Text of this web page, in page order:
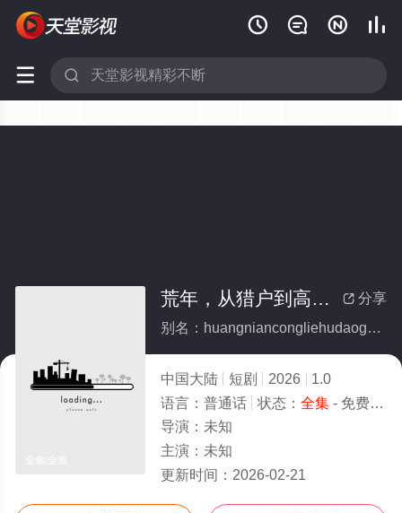
   
 
 分享
荒年，从猎户到高门(全集)
别名：huangniancongliehudaogaomen
中国大陆 短剧 2026
1.0
语言： 普通话 状态： 全集- 免费在线观看
导演： 未知
主演： 未知
更新时间： 2026-02-21